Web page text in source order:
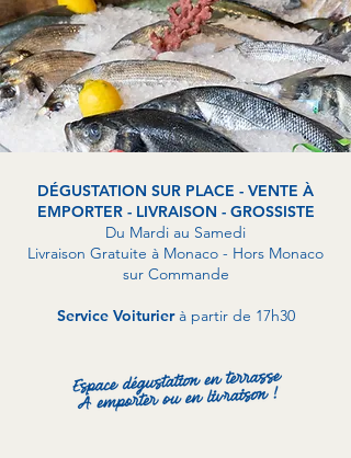
DÉGUSTATION SUR PLACE - VENTE À
EMPORTER - LIVRAISON - GROSSISTE
Du Mardi au Samedi
Livraison Gratuite à Monaco - Hors Monaco
sur Commande
Service Voiturierà partir de 17h30